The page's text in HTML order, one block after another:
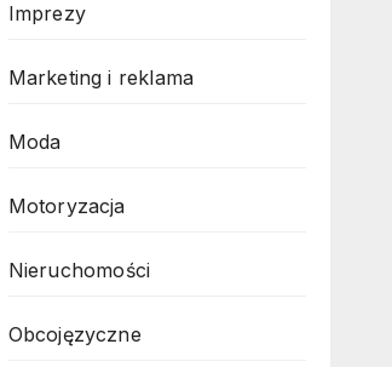
Imprezy
Marketing i reklama
Moda
Motoryzacja
Nieruchomości
Obcojęzyczne